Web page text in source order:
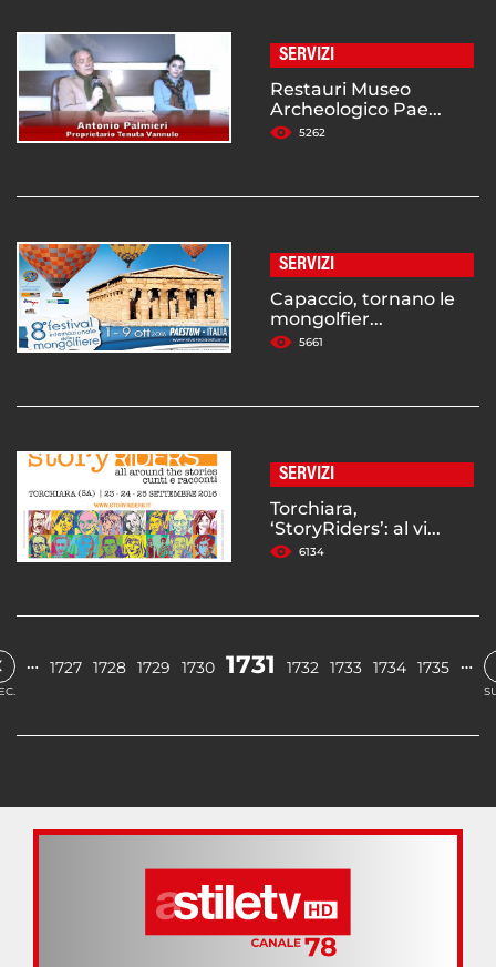
SERVIZI
Restauri Museo
Archeologico Pae...
5262
SERVIZI
Capaccio, tornano le
mongolfier...
5661
SERVIZI
Torchiara,
‘StoryRiders’: al vi...
6134
… 1727 1728 1729 1730 1731 1732 1733 1734 1735 …